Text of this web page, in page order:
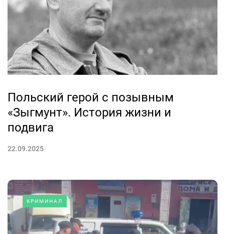
Польский герой с позывным
«Зыгмунт». История жизни и
подвига
22.09.2025
КРИМИНАЛ